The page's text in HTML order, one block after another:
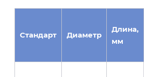
Стандарт Диаметр
Длина,
мм